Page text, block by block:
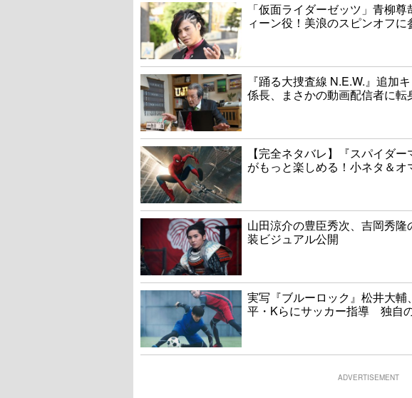
「仮面ライダーゼッツ」青柳
ィーン役！美浪のスピンオフに
『踊る大捜査線 N.E.W.』追
係長、まさかの動画配信者に転
【完全ネタバレ】『スパイダ
がもっと楽しめる！小ネタ＆
山田涼介の豊臣秀次、吉岡秀
装ビジュアル公開
実写『ブルーロック』松井大
平・Kらにサッカー指導 独自
ADVERTISEMENT